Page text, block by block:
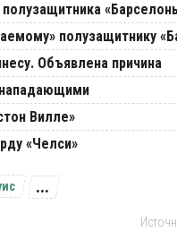
полузащитнику
Объявлена причина
нападающими
Вилле»
«Челси»
...